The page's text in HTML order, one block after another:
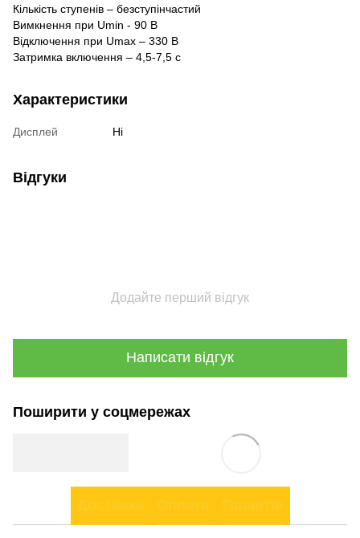
Кількість ступенів – безступінчастий
Вимкнення при Umin - 90 В
Відключення при Umax – 330 В
Затримка включення – 4,5-7,5 с
Характеристики
Дисплей Ні
Відгуки
Додайте перший відгук
Написати відгук
Поширити у соцмережах